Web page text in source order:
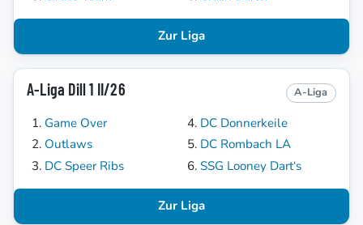
Zur Liga
A-Liga Dill 1 II/26 A-Liga
Game Over
Outlaws
DC Speer Ribs
DC Donnerkeile
DC Rombach LA
SSG Looney Dart‘s
Zur Liga